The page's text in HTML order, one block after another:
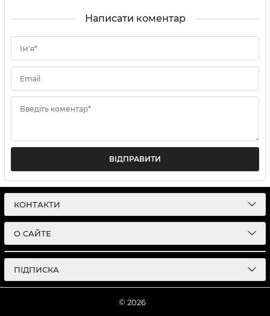
Написати коментар
Ім'я*
Email
Введіть коментар*
ВІДПРАВИТИ
КОНТАКТИ
О САЙТЕ
ПІДПИСКА
© 2026